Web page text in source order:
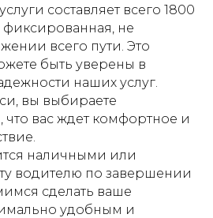
составляет всего 1800
фиксированная, не
всего пути. Это
быть уверены в
наших услуг.
вы выбираете
что вас ждет комфортное и
наличными или
водителю по завершении
сделать ваше
удобным и